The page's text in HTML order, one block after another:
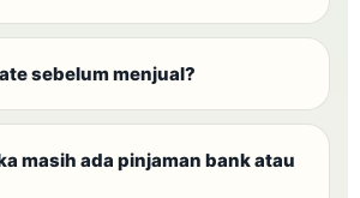
sebelum menjual?
masih ada pinjaman bank atau